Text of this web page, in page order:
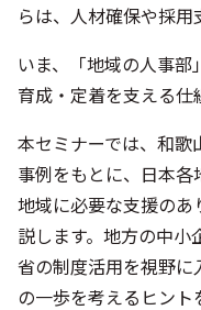
らは、人材確保や採用
いま、「地域の人事部
育成・定着を支える仕
本セミナーでは、和
事例をもとに、日本各
地域に必要な支援の
説します。地方の中
省の制度活用を視野
の一歩を考えるヒント